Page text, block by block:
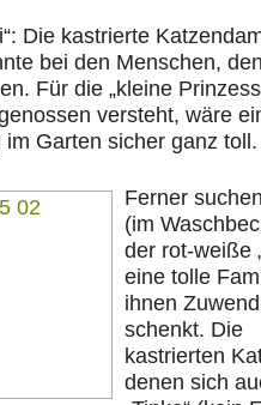
Die kastrierte
bei den Menschen,
Für die „kleine
versteht, wäre
Garten sicher ganz toll.
Ferner
(im
der rot-weiße
eine tolle
ihnen
schenkt. Die
kastrierten
denen sich